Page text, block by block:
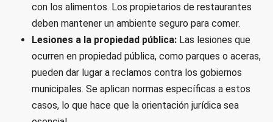
con los alimentos. Los propietarios de restaurantes
deben mantener un ambiente seguro para comer.
Lesiones a la propiedad pública: Las lesiones que
ocurren en propiedad pública, como parques o aceras,
pueden dar lugar a reclamos contra los gobiernos
municipales. Se aplican normas específicas a estos
casos, lo que hace que la orientación jurídica sea